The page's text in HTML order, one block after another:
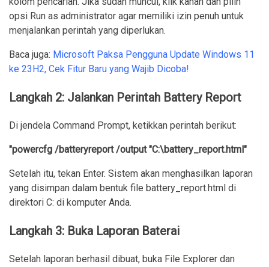
opsi Run as administrator agar memiliki izin penuh untuk
menjalankan perintah yang diperlukan.
Baca juga: Microsoft Paksa Pengguna Update Windows 11
ke 23H2, Cek Fitur Baru yang Wajib Dicoba!
Langkah 2: Jalankan Perintah Battery Report
Di jendela Command Prompt, ketikkan perintah berikut:
"powercfg /batteryreport /output "C:\battery_report.html"
Setelah itu, tekan Enter. Sistem akan menghasilkan laporan
yang disimpan dalam bentuk file battery_report.html di
direktori C: di komputer Anda.
Langkah 3: Buka Laporan Baterai
Setelah laporan berhasil dibuat, buka File Explorer dan